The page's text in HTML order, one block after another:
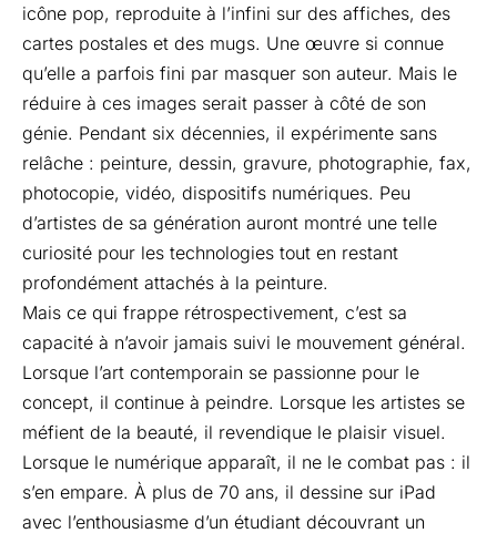
icône pop, reproduite à l’infini sur des affiches, des
cartes postales et des mugs. Une œuvre si connue
qu’elle a parfois fini par masquer son auteur. Mais le
réduire à ces images serait passer à côté de son
génie. Pendant six décennies, il expérimente sans
relâche : peinture, dessin, gravure, photographie, fax,
photocopie, vidéo, dispositifs numériques. Peu
d’artistes de sa génération auront montré une telle
curiosité pour les technologies tout en restant
profondément attachés à la peinture.
Mais ce qui frappe rétrospectivement, c’est sa
capacité à n’avoir jamais suivi le mouvement général.
Lorsque l’art contemporain se passionne pour le
concept, il continue à peindre. Lorsque les artistes se
méfient de la beauté, il revendique le plaisir visuel.
Lorsque le numérique apparaît, il ne le combat pas : il
s’en empare. À plus de 70 ans, il dessine sur iPad
avec l’enthousiasme d’un étudiant découvrant un